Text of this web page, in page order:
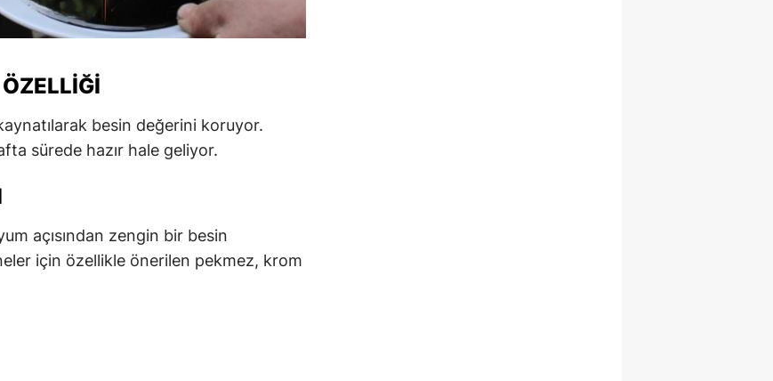
besin değerini koruyor.
sürede hazır hale geliyor.
açısından zengin bir besin
için özellikle önerilen pekmez, krom